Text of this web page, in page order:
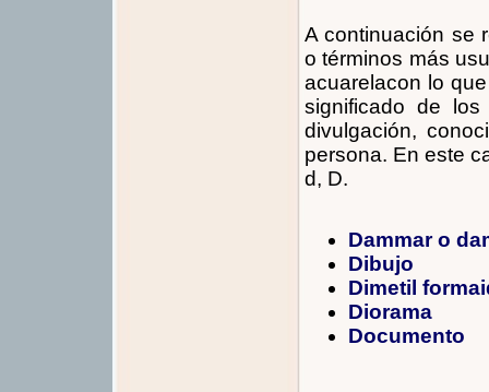
A continuación se
o términos más
acuarelacon lo
significado de
divulgación,
persona. En este
d, D.
Dammar o
Dibujo
Dimetil
Diorama
Documento